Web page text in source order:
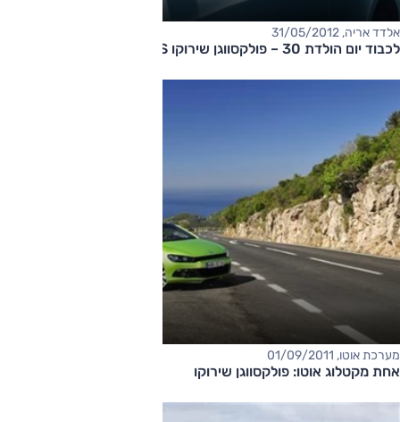
אלדד אריה, 31/05/2012
לכבוד יום הולדת 30 – פולקסווגן שירוקו GTS
מערכת אוטו, 01/09/2011
אחת מקטלוג אוטו: פולקסווגן שירוקו